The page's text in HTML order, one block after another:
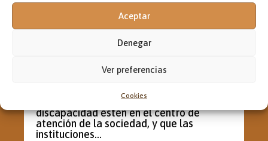
Aceptar
Denegar
Ver preferencias
Cookies
LAS PERSONAS CON
Oremos para que las personas con
discapacidad estén en el centro de
atención de la sociedad, y que las
instituciones...